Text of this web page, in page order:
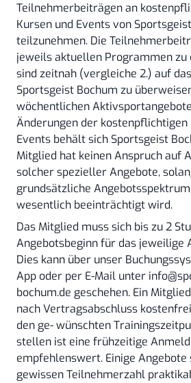
Teilnehmerbeiträgen an
Kursen und Events von
teilzunehmen. Die
jeweils aktuellen Programmen zu
sind zeitnah (vergleiche 2.) auf
Sportsgeist Bochum zu
wöchentlichen
Änderungen der kostenpflichtigen
Events behält sich Sportsgeist
Mitglied hat keinen Anspruch auf
solcher spezieller Angebote,
grundsätzliche
wesentlich beeinträchtigt wird.
Das Mitglied muss sich bis zu 2
Angebotsbeginn für das jeweilige
Dies kann über unser
App oder per E-Mail unter
bochum.de geschehen. Ein
nach Vertragsabschluss
den ge- wünschten
stellen ist eine frühzeitige
empfehlenswert. Einige
gewissen Teilnehmerzahl